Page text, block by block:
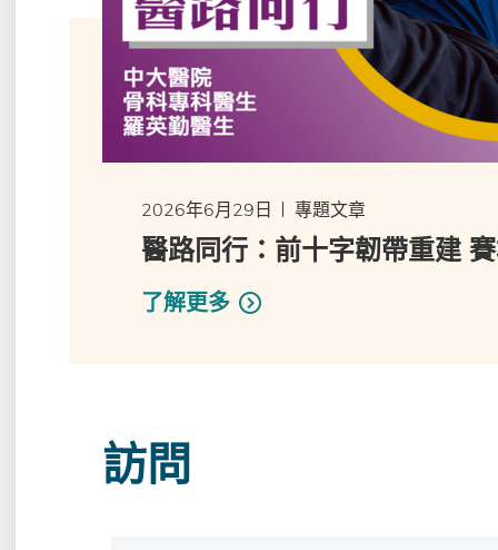
2026年6月29日 專題文章
醫路同行：前十字韌帶重建
了解更多
訪問